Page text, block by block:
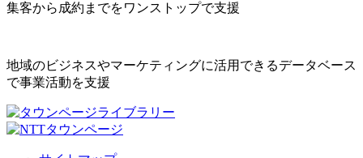
集客から成約までをワンストップで支援
地域のビジネスやマーケティングに活用できるデータベース
で事業活動を支援